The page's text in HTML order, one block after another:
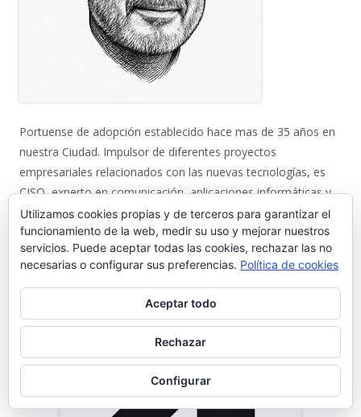
Portuense de adopción establecido hace mas de 35 años en
nuestra Ciudad. Impulsor de diferentes proyectos
empresariales relacionados con las nuevas tecnologías, es
CISO, experto en comunicación, aplicaciones informáticas y
Redes.
comercial@gentedelpuerto.com
Página alojada en:
Utilizamos cookies propias y de terceros para garantizar el
funcionamiento de la web, medir su uso y mejorar nuestros
servicios. Puede aceptar todas las cookies, rechazar las no
necesarias o configurar sus preferencias. Política de cookies
Aceptar todo
Rechazar
Configurar